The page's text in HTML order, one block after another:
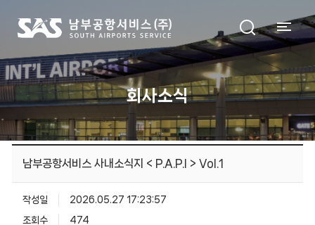
회사소식
남부공항서비스 사내소식지 < P.A.P.I > Vol.1
작성일 2026.05.27 17:23:57
조회수 474